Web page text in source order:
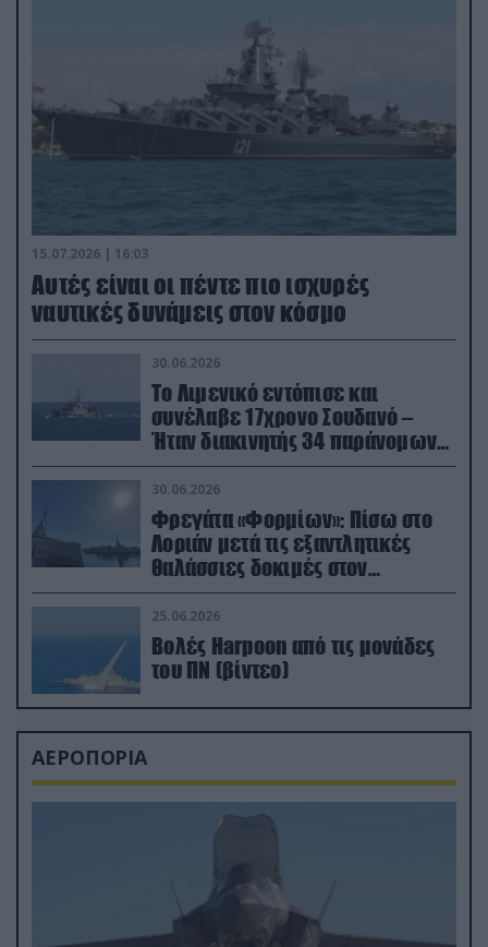
15.07.2026 | 16:03
Aυτές είναι οι πέντε πιο ισχυρές
ναυτικές δυνάμεις στον κόσμο
30.06.2026
Το Λιμενικό εντόπισε και
συνέλαβε 17χρονο Σουδανό –
Ήταν διακινητής 34 παράνομων
μεταναστών
30.06.2026
Φρεγάτα «Φορμίων»: Πίσω στο
Λοριάν μετά τις εξαντλητικές
θαλάσσιες δοκιμές στον
απαιτητικό Βισκαϊκό
25.06.2026
Βολές Harpoon από τις μονάδες
του ΠΝ (βίντεο)
ΑΕΡΟΠΟΡΙΑ